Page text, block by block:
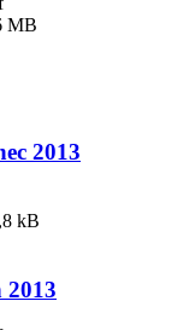
MB
2013
kB